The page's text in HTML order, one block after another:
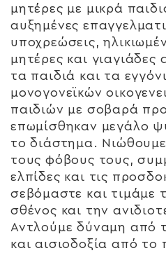
μητέρες με μικρά
αυξημένες
υποχρεώσεις,
μητέρες και
τα παιδιά και τα
μονογονεϊκών
παιδιών με σοβαρά
επωμίσθηκαν μεγάλο
το διάστημα. Νιώθουμε
τους φόβους τους,
ελπίδες και τις
σεβόμαστε και τιμάμε
σθένος και την
Αντλούμε δύναμη από
και αισιοδοξία από το